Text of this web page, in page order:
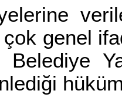
çok genel
Belediye